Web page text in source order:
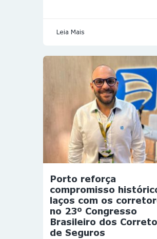
Leia Mais
Porto reforça
compromisso
laços com os
no 23º Congresso
Brasileiro dos
de Seguros